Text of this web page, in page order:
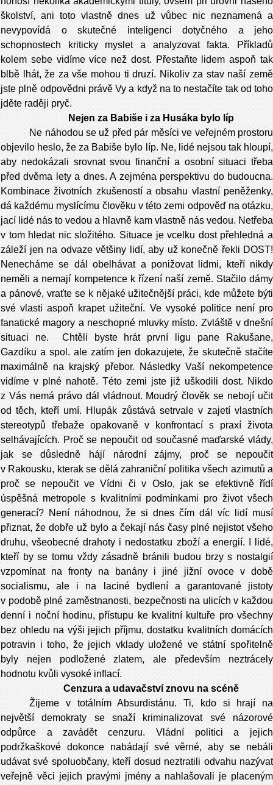
školství, ani toto vlastně dnes už vůbec nic neznamená a
nevypovídá o skutečné inteligenci dotyčného a jeho
schopnostech kriticky myslet a analyzovat fakta. Příkladů
kolem sebe vidíme více než dost. Přestaňte lidem aspoň tak
blbě lhát, že za vše mohou ti druzí. Nikoliv za stav naší země
jste plně odpovědni právě Vy a když na to nestačíte tak od toho
jděte raději pryč.
Nejen za Babiše i za Husáka bylo líp
Ne náhodou se už před pár měsíci ve veřejném prostoru
objevilo heslo, že za Babiše bylo líp. Ne, lidé nejsou tak hloupí,
aby nedokázali srovnat svou finanční a osobní situaci třeba
před dvěma lety a dnes. A zejména perspektivu do budoucna.
Kombinace životních zkušeností a obsahu vlastní peněženky,
dá každému myslícímu člověku v této zemi odpověď na otázku,
jací lidé nás to vedou a hlavně kam vlastně nás vedou. Netřeba
v tom hledat nic složitého. Situace je vcelku dost přehledná a
záleží jen na odvaze většiny lidí, aby už konečně řekli DOST!
Nenecháme se dál obelhávat a ponižovat lidmi, kteří nikdy
neměli a nemají kompetence k řízení naší země. Stačilo dámy
a pánové, vraťte se k nějaké užitečnější práci, kde můžete býti
své vlasti aspoň krapet užiteční. Ve vysoké politice není pro
fanatické magory a neschopné mluvky místo. Zvláště v dnešní
situaci ne. Chtěli byste hrát první ligu pane Rakušane,
Gazdíku a spol. ale zatím jen dokazujete, že skutečně stačíte
maximálně na krajský přebor. Následky Vaší nekompetence
vidíme v plné nahotě. Této zemi jste již uškodili dost. Nikdo
z Vás nemá právo dál vládnout. Moudrý člověk se nebojí učit
od těch, kteří umí. Hlupák zůstává setrvale v zajetí vlastních
stereotypů třebaže opakovaně v konfrontací s praxí života
selhávajících. Proč se nepoučit od současné maďarské vlády,
jak se důsledně hájí národní zájmy, proč se nepoučit
v Rakousku, kterak se dělá zahraniční politika všech azimutů a
proč se nepoučit ve Vídni či v Oslo, jak se efektivně řídí
úspěšná metropole s kvalitními podmínkami pro život všech
generací? Není náhodnou, že si dnes čím dál víc lidí musí
přiznat, že dobře už bylo a čekají nás časy plné nejistot všeho
druhu, všeobecné drahoty i nedostatku zboží a energií. I lidé,
kteří by se tomu vždy zásadně bránili budou brzy s nostalgií
vzpomínat na fronty na banány i jiné jižní ovoce v době
socialismu, ale i na laciné bydlení a garantované jistoty
v podobě plné zaměstnanosti, bezpečnosti na ulicích v každou
denní i noční hodinu, přístupu ke kvalitní kultuře pro všechny
bez ohledu na výši jejich příjmu, dostatku kvalitních domácích
potravin i toho, že jejich vklady uložené ve státní spořitelně
byly nejen podložené zlatem, ale především neztrácely
hodnotu kvůli vysoké inflací.
Cenzura a udavačství znovu na scéně
Žijeme v totálním Absurdistánu. Ti, kdo si hrají na
největší demokraty se snaží kriminalizovat své názorové
odpůrce a zavádět cenzuru. Vládní politici a jejich
podržkaškové dokonce nabádají své věrné, aby se nebáli
udávat své spoluobčany, kteří dosud neztratili odvahu nazývat
veřejně věci jejich pravými jmény a nahlašovali je placeným